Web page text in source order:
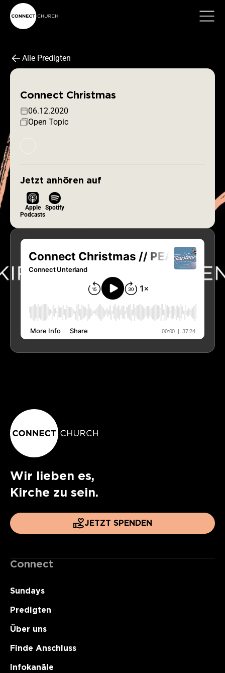
Alle Predigten
Connect Christmas
06.12.2020
Open Topic
Jetzt anhören auf
Apple
Podcasts
Spotify
Wir lieben es,
Kirche zu sein.
JETZT SPENDEN
Connect
Sundays
Predigten
Über uns
Finde Anschluss
Infokanäle